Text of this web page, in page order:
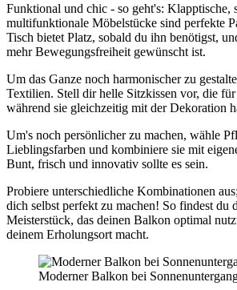
Funktional und chic - so geht's: Klapptische,
multifunktionale Möbelstücke sind perfekte
Tisch bietet Platz, sobald du ihn benötigst,
mehr Bewegungsfreiheit gewünscht ist.
Um das Ganze noch harmonischer zu
Textilien. Stell dir helle Sitzkissen vor, die
während sie gleichzeitig mit der Dekoration
Um's noch persönlicher zu machen, wähle
Lieblingsfarben und kombiniere sie mit
Bunt, frisch und innovativ sollte es sein.
Probiere unterschiedliche Kombinationen
dich selbst perfekt zu machen! So findest du
Meisterstück, das deinen Balkon optimal
deinem Erholungsort macht.
Moderner Balkon bei